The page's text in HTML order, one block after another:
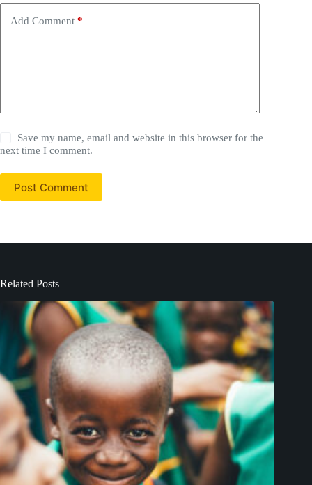
Add Comment *
Save my name, email and website in this browser for the
next time I comment.
Post Comment
Related Posts